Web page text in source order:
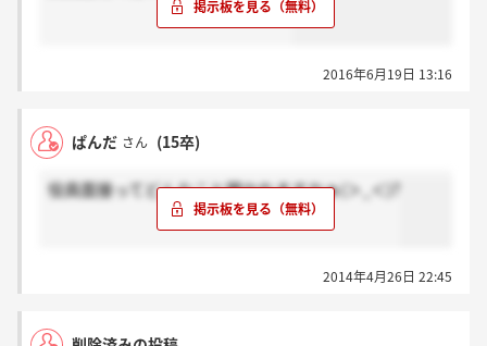
2016年6月19日 13:16
ぱんだ さん (15卒)
役員面接ってどんなこと聞かれますかぁ(＞_＜)?
2014年4月26日 22:45